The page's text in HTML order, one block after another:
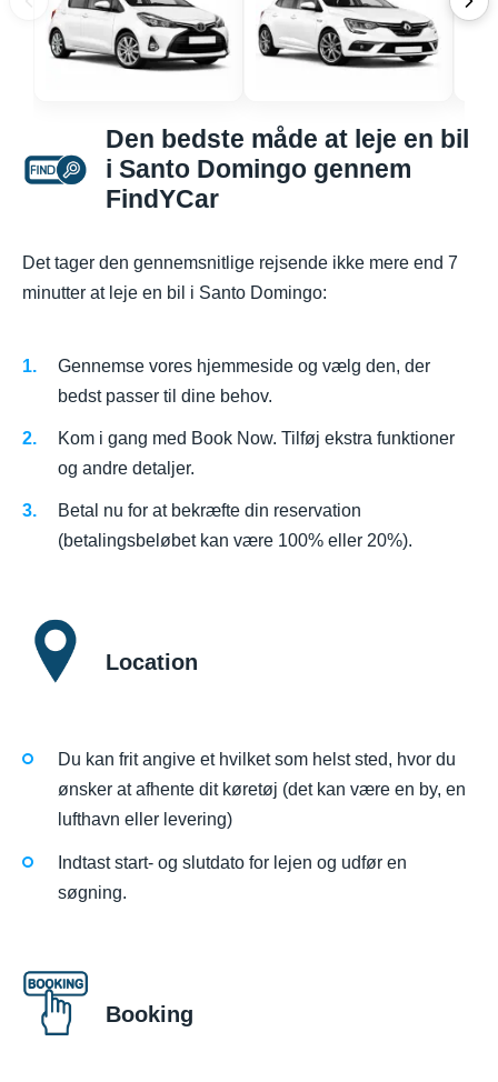
Den bedste måde at leje en bil
i Santo Domingo gennem
FindYCar
Det tager den gennemsnitlige rejsende ikke mere end 7
minutter at leje en bil i Santo Domingo:
Gennemse vores hjemmeside og vælg den, der
bedst passer til dine behov.
Kom i gang med Book Now. Tilføj ekstra funktioner
og andre detaljer.
Betal nu for at bekræfte din reservation
(betalingsbeløbet kan være 100% eller 20%).
Location
Du kan frit angive et hvilket som helst sted, hvor du
ønsker at afhente dit køretøj (det kan være en by, en
lufthavn eller levering)
Indtast start- og slutdato for lejen og udfør en
søgning.
Booking